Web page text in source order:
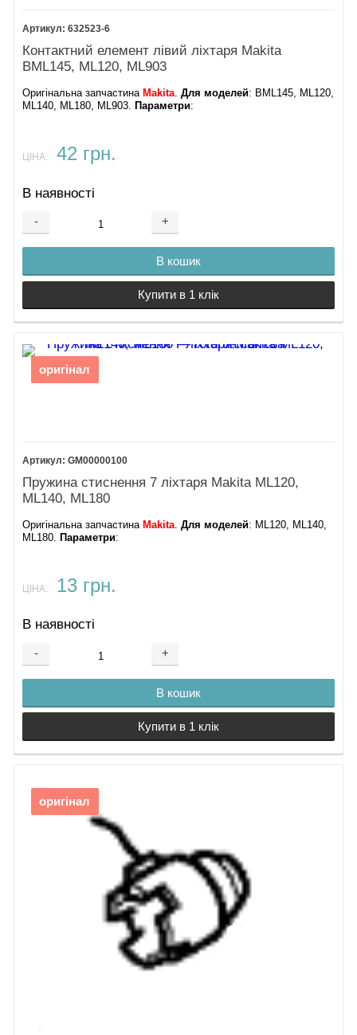
632523-6
Контактний елемент лівий ліхтаря Makita
BML145, ML120, ML903
Оригінальна запчастина Makita.Для моделей: BML145, ML120,
ML140, ML180, ML903. Параметри:
ЦІНА: 42 грн.
В наявності
- +
В кошик
Купити в 1 клік
оригінал
GM00000100
Пружина стиснення 7 ліхтаря Makita ML120,
ML140, ML180
Оригінальна запчастина Makita.Для моделей: ML120, ML140,
ML180. Параметри:
ЦІНА: 13 грн.
В наявності
- +
В кошик
Купити в 1 клік
оригінал